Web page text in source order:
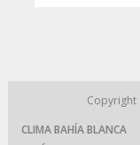
CLIMA BAHÍA BLANCA